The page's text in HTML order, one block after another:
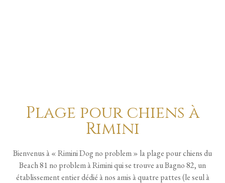
Plage pour chiens à
Rimini
Bienvenus à « Rimini Dog no problem » la plage pour chiens du
Beach 81 no problem à Rimini qui se trouve au Bagno 82, un
établissement entier dédié à nos amis à quatre pattes (le seul à